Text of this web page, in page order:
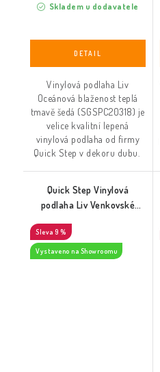
Skladem u dodavatele
Vinylová podlaha Liv
Oceánová blaženost teplá
tmavě šedá (SGSPC20318) je
velice kvalitní lepená
vinylová podlaha od firmy
Quick Step v dekoru dubu.
Quick Step Vinylová
podlaha Liv Venkovské
(SGSPC20316)
9 %
Vystaveno na Showroomu